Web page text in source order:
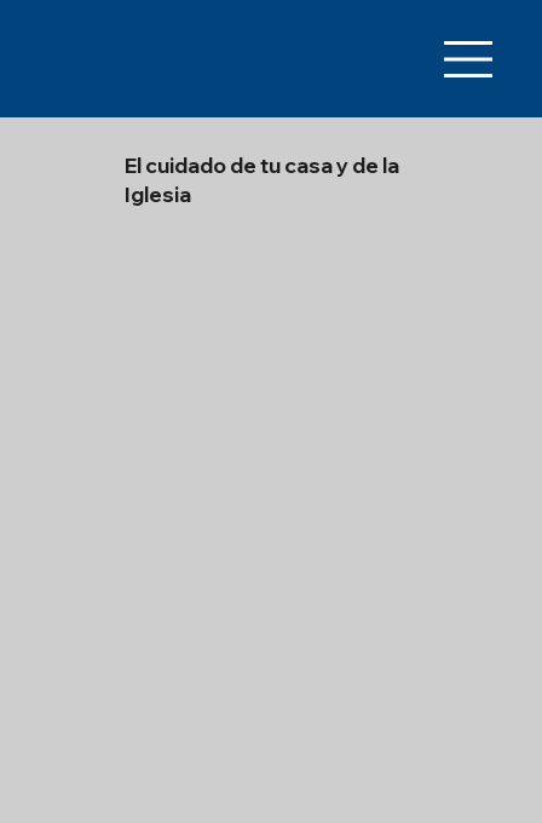
El cuidado de tu casa y de la
Iglesia